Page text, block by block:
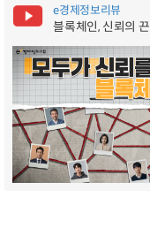
e경제정보리뷰
블록체인, 신뢰의 끈